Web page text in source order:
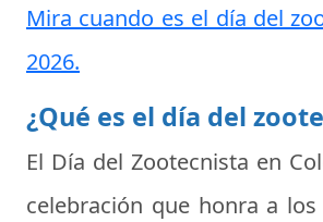
Mira cuando es el día del
2026.
¿Qué es el día del
El Día del Zootecnista en
celebración que honra a